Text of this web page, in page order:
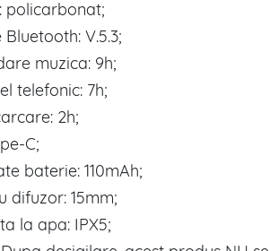
policarbonat;
V.5.3;
muzica: 9h;
telefonic: 7h;
2h;
C;
baterie: 110mAh;
difuzor: 15mm;
la apa: IPX5;